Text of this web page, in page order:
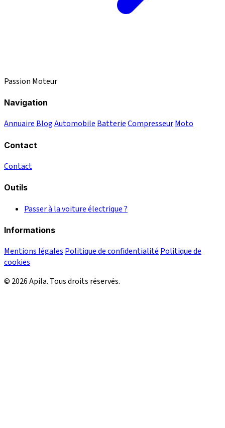
Passion Moteur
Navigation
AnnuaireBlogAutomobileBatterieCompresseurMoto
Contact
Contact
Outils
Passer à la voiture électrique ?
Informations
Mentions légales Politique de confidentialité Politique de
cookies
© 2026 Apila. Tous droits réservés.